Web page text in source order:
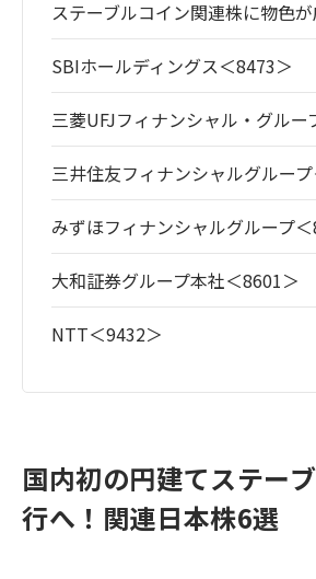
ステーブルコイン関連株に物色
SBIホールディングス＜8473＞
三菱UFJフィナンシャル・グルー
三井住友フィナンシャルグルー
みずほフィナンシャルグループ
大和証券グループ本社＜8601＞
NTT＜9432＞
国内初の円建てステー
行へ！関連日本株6選